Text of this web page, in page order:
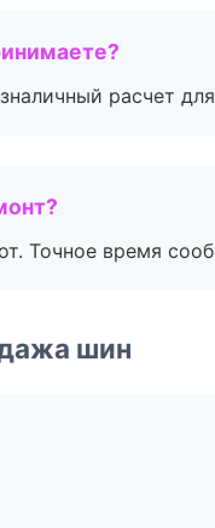
расчет
Точное время
шин